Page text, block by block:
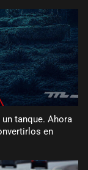
tanque. Ahora
en